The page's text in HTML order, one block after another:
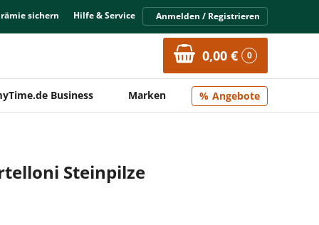
sichern Hilfe & Service Anmelden / Registrieren
0,00 € 0
Business Marken Angebote
Steinpilze